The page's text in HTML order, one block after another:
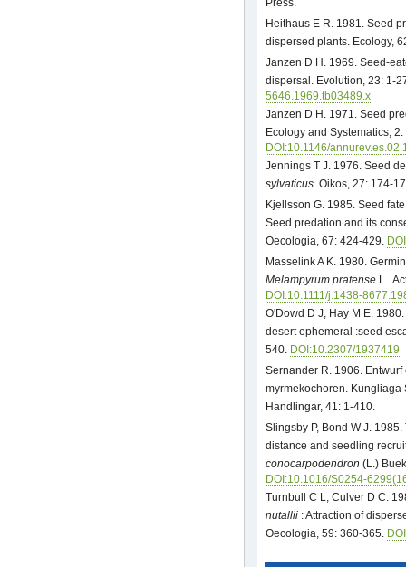
Press.
Heithaus E R. 1981. Seed
dispersed plants. Ecology,
Janzen D H. 1969. Seed-
dispersal. Evolution, 23: 1-
5646.1969.tb03489.x
Janzen D H. 1971. Seed
Ecology and Systematics,
DOI:10.1146/
Jennings T J. 1976. Seed
sylvaticus. Oikos, 27: 174-
Kjellsson G. 1985. Seed
Seed predation and its
Oecologia, 67: 424-429.
Masselink A K. 1980.
Melampyrum pratense L..
DOI:10.1111/j.1438-
O'Dowd D J, Hay M E.
desert ephemeral :seed
540. DOI:10.2307/1937419
Sernander R. 1906.
myrmekochoren. Kungliaga
Handlingar, 41: 1-410.
Slingsby P, Bond W J.
distance and seedling
conocarpodendron (L.)
DOI:10.1016/S0254-
Turnbull C L, Culver D C.
nutallii : Attraction of
Oecologia, 59: 360-365.